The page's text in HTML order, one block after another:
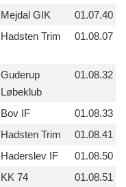
Mejdal GIK
01.07.40
Hadsten Trim 01.08.07
Guderup
Løbeklub
01.08.32
Bov IF
01.08.33
Hadsten Trim
01.08.41
Haderslev IF
01.08.50
KK 74 01.08.51